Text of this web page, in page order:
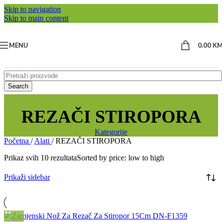
Skip to navigation
Skip to main content
MENU 0.00
Search
REZAČI STIROPORA
Kategorije
Početna / Alati / REZAČI STIROPORA
Prikaz svih 10 rezultataSorted by price: low to high
Prikaži sidebar